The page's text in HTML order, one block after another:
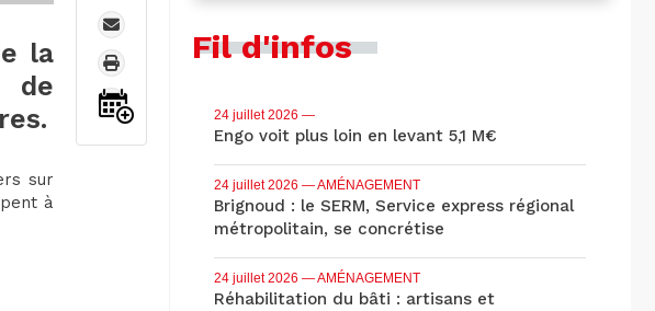
la
de
sur
à
Fil d'infos
24 juillet 2026 —
Engo voit plus loin en levant 5,1 M€
24 juillet 2026 — AMÉNAGEMENT
Brignoud : le SERM, Service express régional
métropolitain, se concrétise
24 juillet 2026 — AMÉNAGEMENT
Réhabilitation du bâti : artisans et